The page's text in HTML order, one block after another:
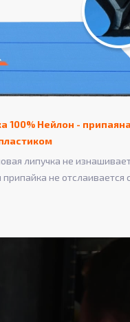
100% Нейлон - припаяна
липучка не
припайка не